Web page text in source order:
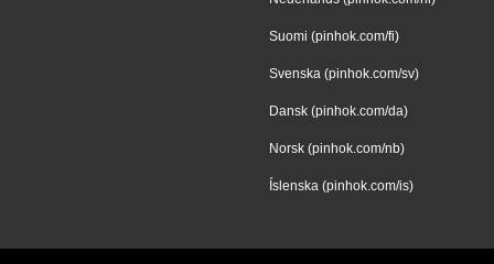
Suomi (pinhok.com/fi)
Svenska (pinhok.com/sv)
Dansk (pinhok.com/da)
Norsk (pinhok.com/nb)
Íslenska (pinhok.com/is)